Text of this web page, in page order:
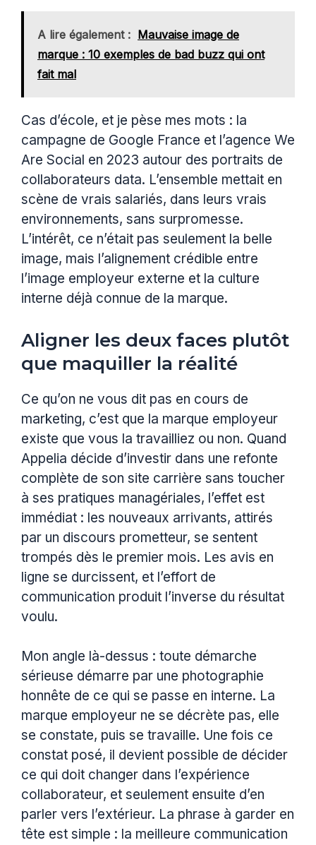
A lire également : Mauvaise image de
marque : 10 exemples de bad buzz qui ont
fait mal
Cas d’école, et je pèse mes mots : la
campagne de Google France et l’agence We
Are Social en 2023 autour des portraits de
collaborateurs data. L’ensemble mettait en
scène de vrais salariés, dans leurs vrais
environnements, sans surpromesse.
L’intérêt, ce n’était pas seulement la belle
image, mais l’alignement crédible entre
l’image employeur externe et la culture
interne déjà connue de la marque.
Aligner les deux faces plutôt
que maquiller la réalité
Ce qu’on ne vous dit pas en cours de
marketing, c’est que la marque employeur
existe que vous la travailliez ou non. Quand
Appelia décide d’investir dans une refonte
complète de son site carrière sans toucher
à ses pratiques managériales, l’effet est
immédiat : les nouveaux arrivants, attirés
par un discours prometteur, se sentent
trompés dès le premier mois. Les avis en
ligne se durcissent, et l’effort de
communication produit l’inverse du résultat
voulu.
Mon angle là-dessus : toute démarche
sérieuse démarre par une photographie
honnête de ce qui se passe en interne. La
marque employeur ne se décrète pas, elle
se constate, puis se travaille. Une fois ce
constat posé, il devient possible de décider
ce qui doit changer dans l’expérience
collaborateur, et seulement ensuite d’en
parler vers l’extérieur. La phrase à garder en
tête est simple : la meilleure communication